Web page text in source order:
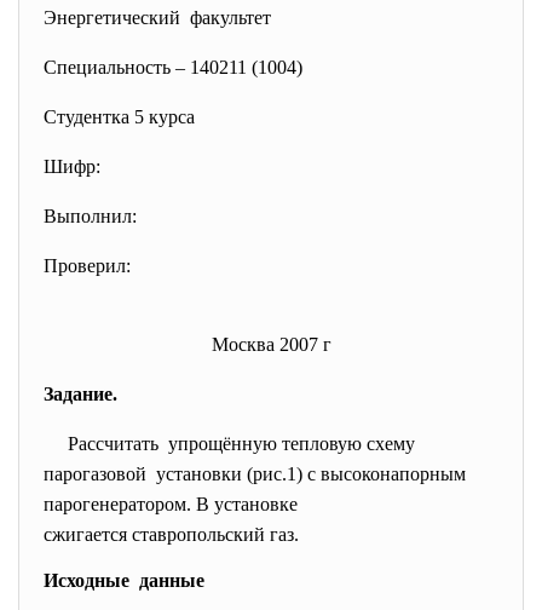
Энергетический факультет
Специальность – 140211 (1004)
Студентка 5 курса
Шифр:
Выполнил:
Проверил:
Москва 2007 г
Задание.
Рассчитать упрощённую тепловую схему
парогазовой установки (рис.1) с высоконапорным
парогенератором. В установке
сжигается ставропольский газ.
Исходные данные